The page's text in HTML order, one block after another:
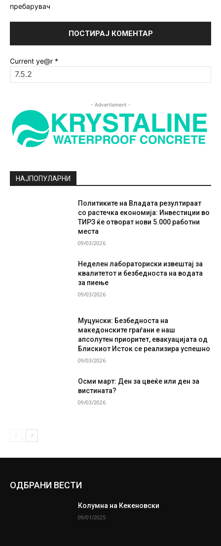
пребарувач
Current ye@r *
- Advertisment -
НАЈПОПУЛАРНИ
Политиките на Владата резултираат
со растечка економија: Инвестиции во
ТИРЗ ќе отворат нови 5.000 работни
места
09/03/2026
Неделен лабораториски извештај за
квалитетот и безбедноста на водата
за пиење
09/03/2026
Муцунски: Безбедноста на
македонските граѓани е наш
апсолутен приоритет, евакуацијата од
Блискиот Исток се реализира успешно
09/03/2026
Осми март: Ден за цвеќе или ден за
вистината?
09/03/2026
ОДБРАНИ ВЕСТИ
Колумна на Кекеновски
09/01/2025